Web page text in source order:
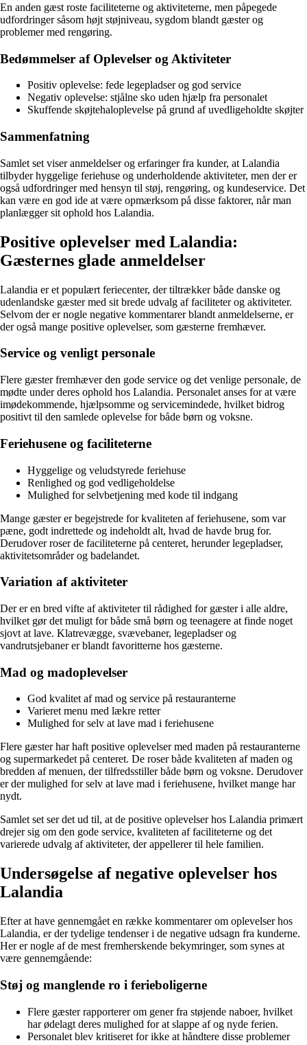
En anden gæst roste faciliteterne og aktiviteterne, men påpegede
udfordringer såsom højt støjniveau, sygdom blandt gæster og
problemer med rengøring.
Bedømmelser af Oplevelser og Aktiviteter
Positiv oplevelse: fede legepladser og god service
Negativ oplevelse: stjålne sko uden hjælp fra personalet
Skuffende skøjtehaloplevelse på grund af uvedligeholdte skøjter
Sammenfatning
Samlet set viser anmeldelser og erfaringer fra kunder, at Lalandia
tilbyder hyggelige feriehuse og underholdende aktiviteter, men der er
også udfordringer med hensyn til støj, rengøring, og kundeservice. Det
kan være en god ide at være opmærksom på disse faktorer, når man
planlægger sit ophold hos Lalandia.
Positive oplevelser med Lalandia:
Gæsternes glade anmeldelser
Lalandia er et populært feriecenter, der tiltrækker både danske og
udenlandske gæster med sit brede udvalg af faciliteter og aktiviteter.
Selvom der er nogle negative kommentarer blandt anmeldelserne, er
der også mange positive oplevelser, som gæsterne fremhæver.
Service og venligt personale
Flere gæster fremhæver den gode service og det venlige personale, de
mødte under deres ophold hos Lalandia. Personalet anses for at være
imødekommende, hjælpsomme og servicemindede, hvilket bidrog
positivt til den samlede oplevelse for både børn og voksne.
Feriehusene og faciliteterne
Hyggelige og veludstyrede feriehuse
Renlighed og god vedligeholdelse
Mulighed for selvbetjening med kode til indgang
Mange gæster er begejstrede for kvaliteten af feriehusene, som var
pæne, godt indrettede og indeholdt alt, hvad de havde brug for.
Derudover roser de faciliteterne på centeret, herunder legepladser,
aktivitetsområder og badelandet.
Variation af aktiviteter
Der er en bred vifte af aktiviteter til rådighed for gæster i alle aldre,
hvilket gør det muligt for både små børn og teenagere at finde noget
sjovt at lave. Klatrevægge, svævebaner, legepladser og
vandrutsjebaner er blandt favoritterne hos gæsterne.
Mad og madoplevelser
God kvalitet af mad og service på restauranterne
Varieret menu med lækre retter
Mulighed for selv at lave mad i feriehusene
Flere gæster har haft positive oplevelser med maden på restauranterne
og supermarkedet på centeret. De roser både kvaliteten af maden og
bredden af menuen, der tilfredsstiller både børn og voksne. Derudover
er der mulighed for selv at lave mad i feriehusene, hvilket mange har
nydt.
Samlet set ser det ud til, at de positive oplevelser hos Lalandia primært
drejer sig om den gode service, kvaliteten af faciliteterne og det
varierede udvalg af aktiviteter, der appellerer til hele familien.
Undersøgelse af negative oplevelser hos
Lalandia
Efter at have gennemgået en række kommentarer om oplevelser hos
Lalandia, er der tydelige tendenser i de negative udsagn fra kunderne.
Her er nogle af de mest fremherskende bekymringer, som synes at
være gennemgående:
Støj og manglende ro i ferieboligerne
Flere gæster rapporterer om gener fra støjende naboer, hvilket
har ødelagt deres mulighed for at slappe af og nyde ferien.
Personalet blev kritiseret for ikke at håndtere disse problemer